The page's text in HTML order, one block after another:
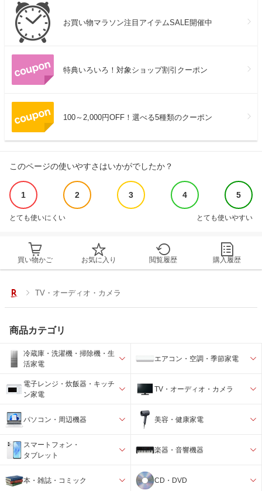
お買い物マラソン注目アイテムSALE開催中
特典いろいろ！対象ショップ割引クーポン
100～2,000円OFF！選べる5種類のクーポン
このページの使いやすさはいかがでしたか？
1 2 3 4 5
とても使いにくい とても使いやすい
買い物かご お気に入り 閲覧履歴 購入履歴
TV・オーディオ・カメラ
商品カテゴリ
冷蔵庫・洗濯機・掃除機・生
活家電
エアコン・空調・季節家電
電子レンジ・炊飯器・キッチ
ン家電
TV・オーディオ・カメラ
パソコン・周辺機器 美容・健康家電
スマートフォン・
タブレット
楽器・音響機器
本・雑誌・コミック CD・DVD